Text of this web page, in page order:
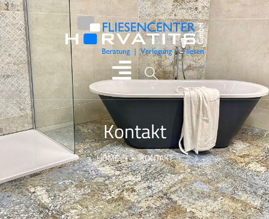
Kontakt
HOME KONTAKT